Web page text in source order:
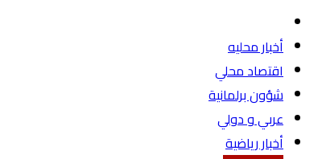
أخبار محليه
اقتصاد محلي
شؤون برلمانية
عربي و دولي
أخبار رياضية